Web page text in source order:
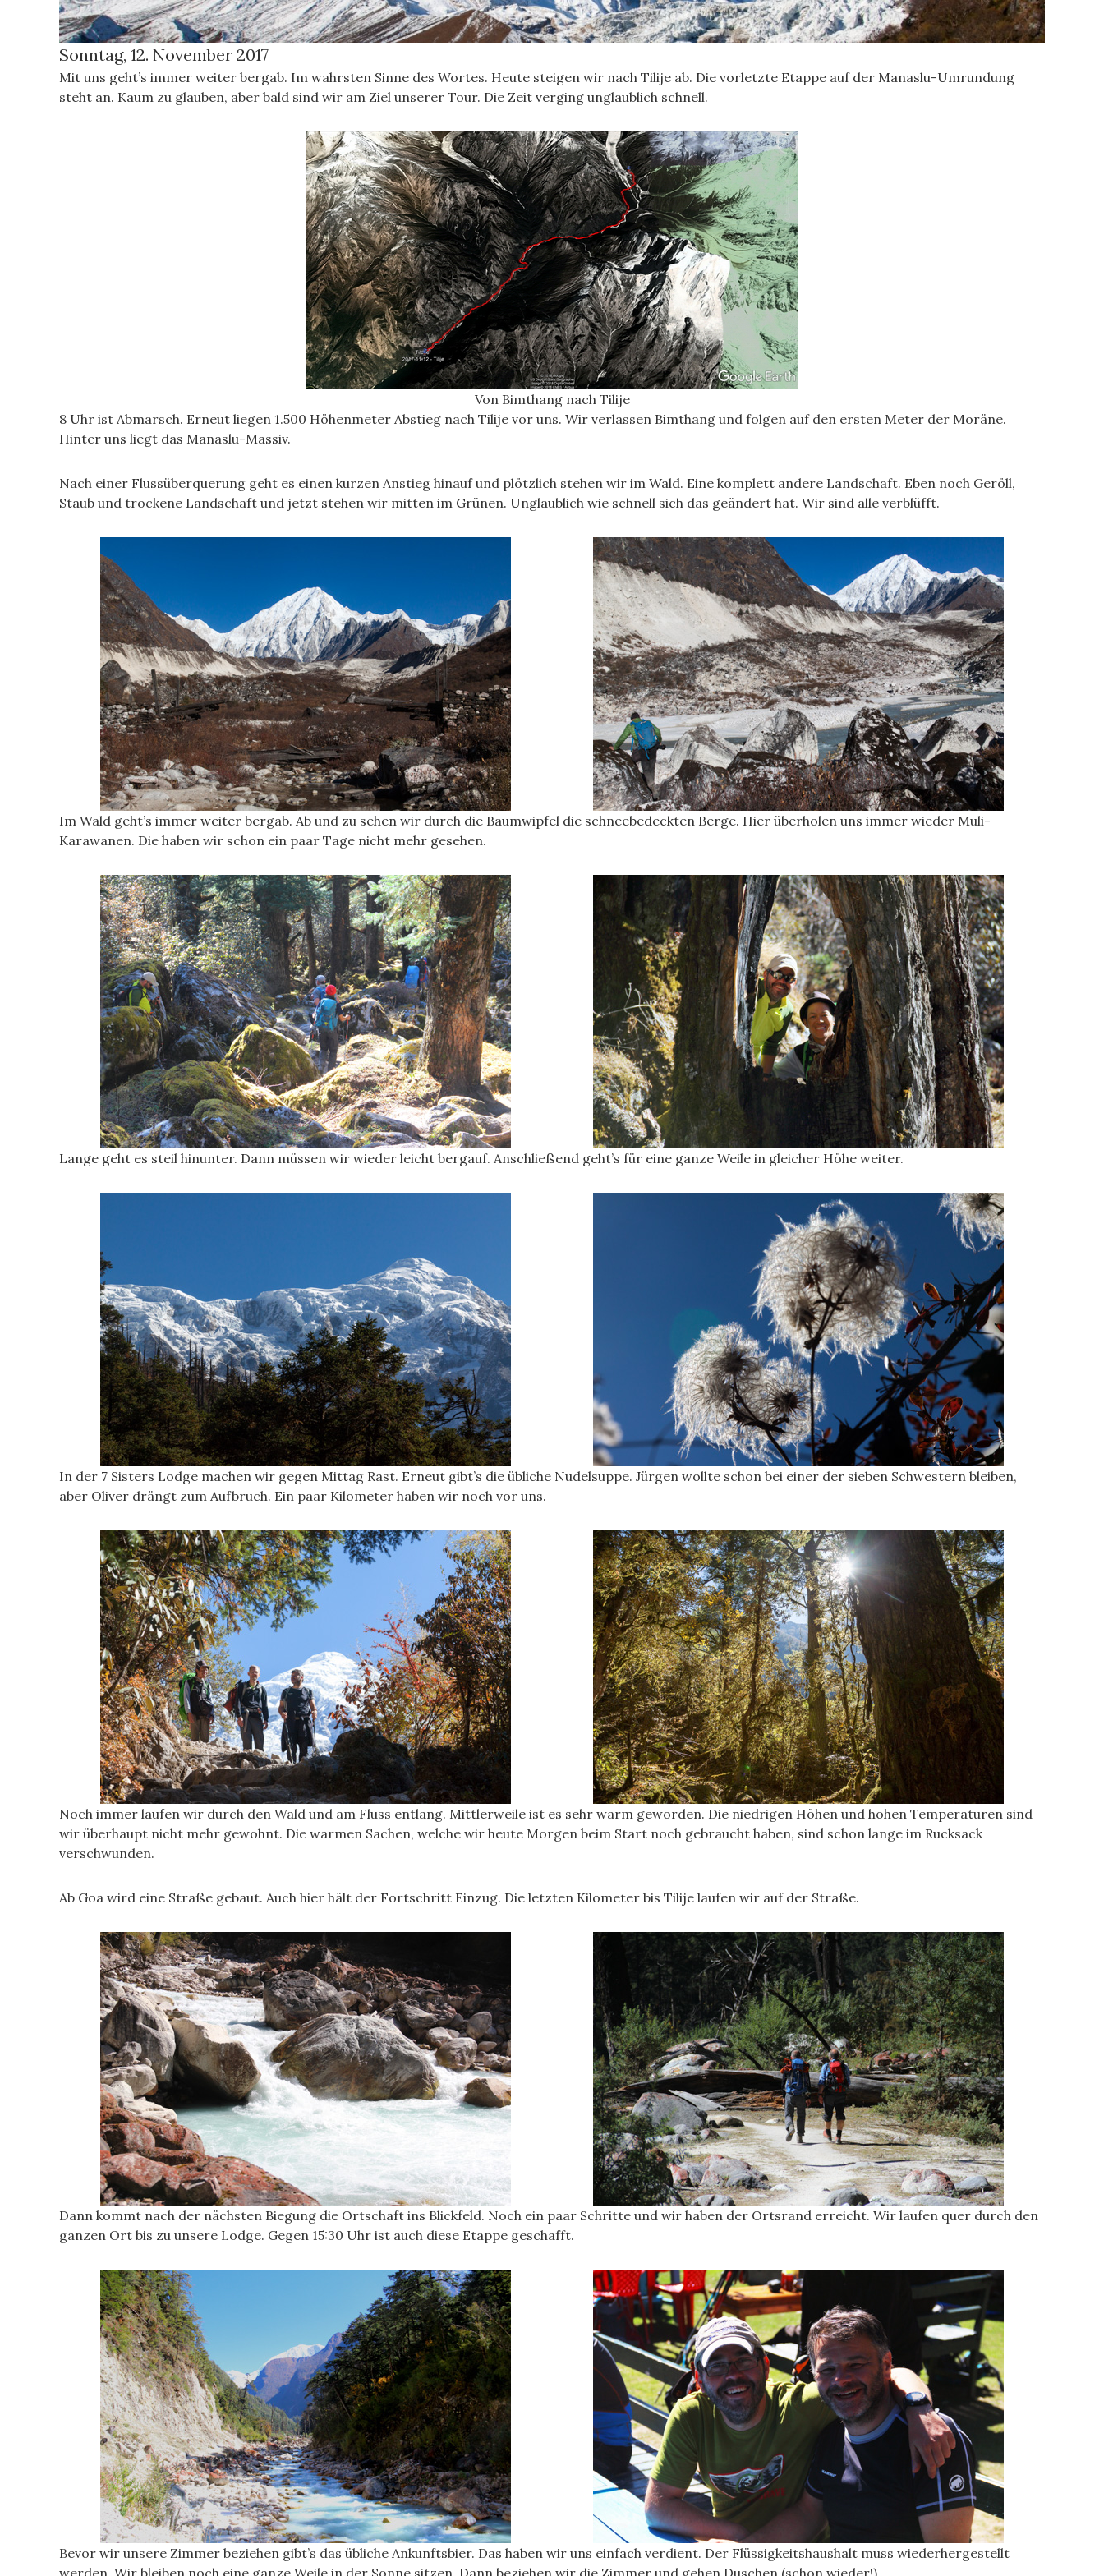
Sonntag, 12. November 2017
Mit uns geht’s immer weiter bergab. Im wahrsten Sinne des Wortes. Heute steigen wir nach Tilije ab. Die vorletzte Etappe auf der Manaslu-Umrundung
steht an. Kaum zu glauben, aber bald sind wir am Ziel unserer Tour. Die Zeit verging unglaublich schnell.
Von Bimthang nach Tilije
8 Uhr ist Abmarsch. Erneut liegen 1.500 Höhenmeter Abstieg nach Tilije vor uns. Wir verlassen Bimthang und folgen auf den ersten Meter der Moräne.
Hinter uns liegt das Manaslu-Massiv.
Nach einer Flussüberquerung geht es einen kurzen Anstieg hinauf und plötzlich stehen wir im Wald. Eine komplett andere Landschaft. Eben noch Geröll,
Staub und trockene Landschaft und jetzt stehen wir mitten im Grünen. Unglaublich wie schnell sich das geändert hat. Wir sind alle verblüfft.
Im Wald geht’s immer weiter bergab. Ab und zu sehen wir durch die Baumwipfel die schneebedeckten Berge. Hier überholen uns immer wieder Muli-
Karawanen. Die haben wir schon ein paar Tage nicht mehr gesehen.
Lange geht es steil hinunter. Dann müssen wir wieder leicht bergauf. Anschließend geht’s für eine ganze Weile in gleicher Höhe weiter.
In der 7 Sisters Lodge machen wir gegen Mittag Rast. Erneut gibt’s die übliche Nudelsuppe. Jürgen wollte schon bei einer der sieben Schwestern bleiben,
aber Oliver drängt zum Aufbruch. Ein paar Kilometer haben wir noch vor uns.
Noch immer laufen wir durch den Wald und am Fluss entlang. Mittlerweile ist es sehr warm geworden. Die niedrigen Höhen und hohen Temperaturen sind
wir überhaupt nicht mehr gewohnt. Die warmen Sachen, welche wir heute Morgen beim Start noch gebraucht haben, sind schon lange im Rucksack
verschwunden.
Ab Goa wird eine Straße gebaut. Auch hier hält der Fortschritt Einzug. Die letzten Kilometer bis Tilije laufen wir auf der Straße.
Dann kommt nach der nächsten Biegung die Ortschaft ins Blickfeld. Noch ein paar Schritte und wir haben der Ortsrand erreicht. Wir laufen quer durch den
ganzen Ort bis zu unsere Lodge. Gegen 15:30 Uhr ist auch diese Etappe geschafft.
Bevor wir unsere Zimmer beziehen gibt’s das übliche Ankunftsbier. Das haben wir uns einfach verdient. Der Flüssigkeitshaushalt muss wiederhergestellt
werden. Wir bleiben noch eine ganze Weile in der Sonne sitzen. Dann beziehen wir die Zimmer und gehen Duschen (schon wieder!).